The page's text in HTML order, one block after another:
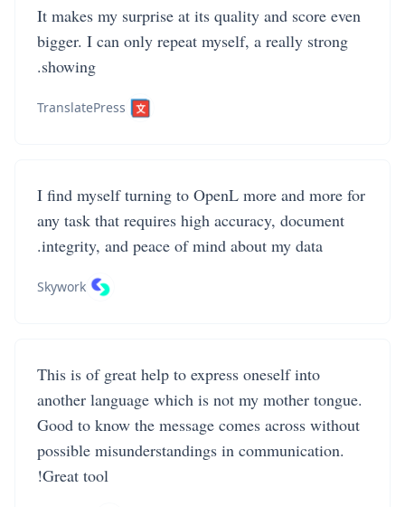
It makes my surprise at its quality and score even
bigger. I can only repeat myself, a really strong
showing.
TranslatePress
I find myself turning to OpenL more and more for
any task that requires high accuracy, document
integrity, and peace of mind about my data.
Skywork
This is of great help to express oneself into
another language which is not my mother tongue.
Good to know the message comes across without
possible misunderstandings in communication.
Great tool!